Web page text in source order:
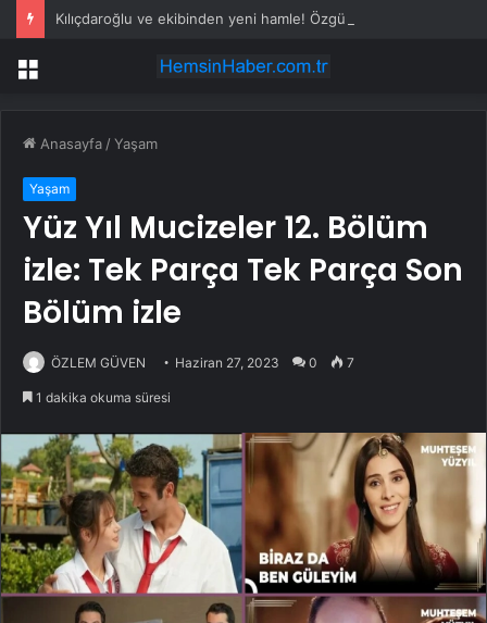
Menü
Anasayfa /Yaşam
Yaşam
Yüz Yıl Mucizeler 12. Bölüm
izle: Tek Parça Tek Parça Son
Bölüm izle
ÖZLEM GÜVEN Haziran 27, 2023 0 7
1 dakika okuma süresi